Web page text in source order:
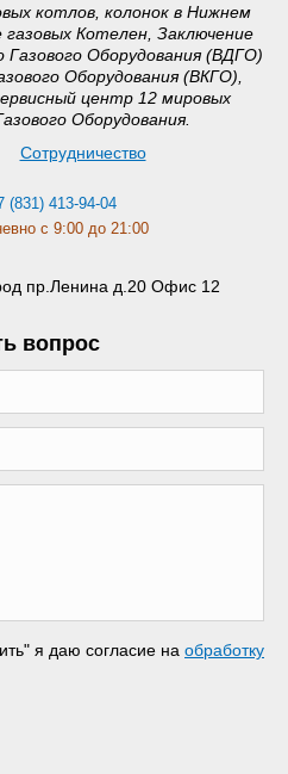
котлов, колонок в Нижнем
Котелен, Заключение
Газового Оборудования (ВДГО)
Оборудования (ВКГО),
центр 12 мировых
Оборудования.
Сотрудничество
(831) 413-94-04
с 9:00 до 21:00
пр.Ленина д.20 Офис 12
вопрос
я даю согласие на обработку